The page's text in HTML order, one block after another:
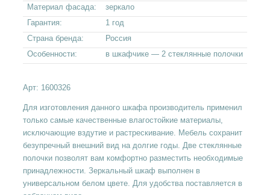
Материал фасада:
зеркало
Гарантия:
1 год
Страна бренда:
Россия
Особенности:
в шкафчике — 2 стеклянные полочки
Арт: 1600326
Для изготовления данного шкафа производитель применил
только самые качественные влагостойкие материалы,
исключающие вздутие и растрескивание. Мебель сохранит
безупречный внешний вид на долгие годы. Две стеклянные
полочки позволят вам комфортно разместить необходимые
принадлежности. Зеркальный шкаф выполнен в
универсальном белом цвете. Для удобства поставляется в